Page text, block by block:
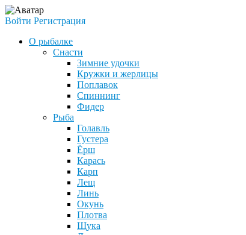
Войти Регистрация
О рыбалке
Снасти
Зимние удочки
Кружки и жерлицы
Поплавок
Спиннинг
Фидер
Рыба
Голавль
Густера
Ёрш
Карась
Карп
Лещ
Линь
Окунь
Плотва
Щука